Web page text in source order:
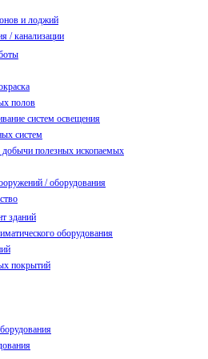
и лоджий
/ канализации
полов
систем освещения
систем
добычи полезных ископаемых
/ оборудования
зданий
оборудования
покрытий